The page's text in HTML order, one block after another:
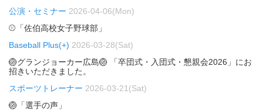
公演・セミナー 2026-04-06(Mon)
⚾「佐伯高校女子野球部」
Baseball Plus(+) 2026-03-28(Sat)
🏐グランジョーカー広島🏐 「卒団式・入団式・懇親会2026」にお
招きいただきました。
スポーツトレーナー 2026-03-21(Sat)
🏐「選手の声」